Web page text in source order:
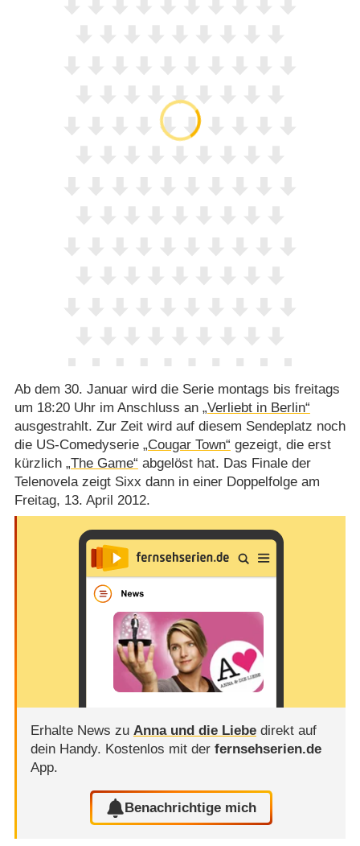
Ab dem 30. Januar wird die Serie montags bis freitags
um 18:20 Uhr im Anschluss an „Verliebt in Berlin“
ausgestrahlt. Zur Zeit wird auf diesem Sendeplatz noch
die US-Comedyserie „Cougar Town“ gezeigt, die erst
kürzlich „The Game“ abgelöst hat. Das Finale der
Telenovela zeigt Sixx dann in einer Doppelfolge am
Freitag, 13. April 2012.
Erhalte News zu Anna und die Liebedirekt auf
dein Handy. Kostenlos mit der fernsehserien.de
App.
Benachrichtige mich